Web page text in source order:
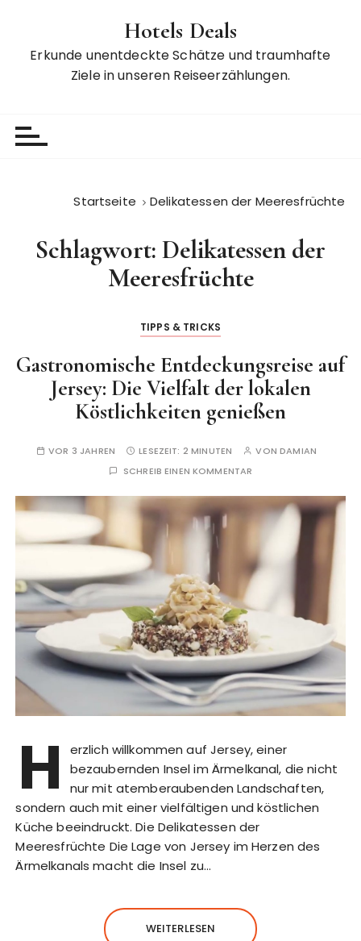
Hotels Deals
Erkunde unentdeckte Schätze und traumhafte
Ziele in unseren Reiseerzählungen.
Startseite Delikatessen der Meeresfrüchte
Schlagwort: Delikatessen der
Meeresfrüchte
TIPPS & TRICKS
Gastronomische Entdeckungsreise auf
Jersey: Die Vielfalt der lokalen
Köstlichkeiten genießen
VOR 3 JAHREN LESEZEIT: 2 MINUTEN VONDAMIAN
SCHREIB EINEN KOMMENTAR
H
erzlich willkommen auf Jersey, einer
bezaubernden Insel im Ärmelkanal, die nicht
nur mit atemberaubenden Landschaften,
sondern auch mit einer vielfältigen und köstlichen
Küche beeindruckt. Die Delikatessen der
Meeresfrüchte Die Lage von Jersey im Herzen des
Ärmelkanals macht die Insel zu…
WEITERLESEN